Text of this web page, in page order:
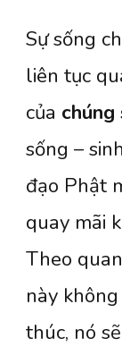
Sự sống
liên tục
của chúng
sống –
đạo Phật
quay mãi
Theo
này
thúc, nó